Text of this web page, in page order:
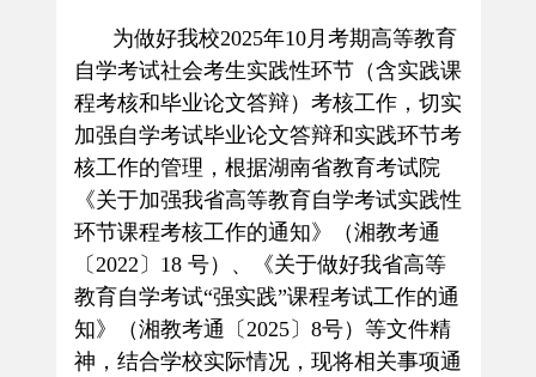
为做好我校2025年10月考期高等教育
自学考试社会考生实践性环节（含实践课
程考核和毕业论文答辩）考核工作，切实
加强自学考试毕业论文答辩和实践环节考
核工作的管理， 根据湖南省教育考试院
《关于加强我省高等教育自学考试实践性
环节课程考核工作的通知》（湘教考通
〔 2022 〕 18 号）、《关于做好我省高等
教育自学考试“强实践”课程考试工作的通
知》（湘教考通〔 2025〕 8号）等文件精
神， 结合学校实际情况，现将相关事项通